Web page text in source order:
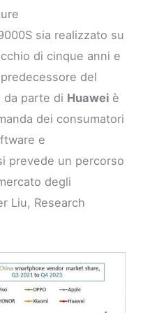
sia realizzato su
di cinque anni e
del
da parte di Huawei è
dei consumatori
e
prevede un percorso
degli
Liu, Research